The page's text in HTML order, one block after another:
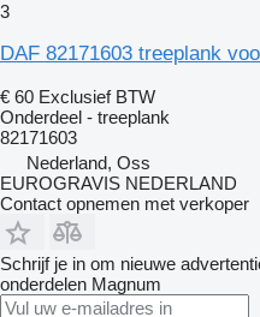
3
DAF 82171603 treeplank
€ 60 Exclusief BTW
Onderdeel - treeplank
82171603
Nederland, Oss
EUROGRAVIS NEDERLAND
Contact opnemen met verkoper
Schrijf je in om nieuwe
onderdelen Magnum